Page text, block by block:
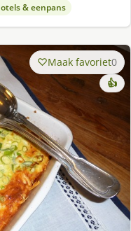
& eenpans
Maak favoriet0
👍